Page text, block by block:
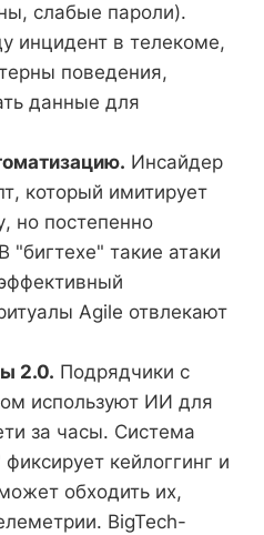
слабые пароли).
инцидент в телекоме,
поведения,
данные для
Инсайдер
который имитирует
но постепенно
"бигтехе" такие атаки
Agile отвлекают
2.0. Подрядчики с
используют ИИ для
за часы. Система
кейлоггинг и
обходить их,
BigTech-